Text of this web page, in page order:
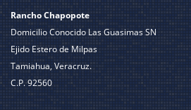
Rancho Chapopote
Domicilio Conocido Las Guasimas SN
Ejido Estero de Milpas
Tamiahua, Veracruz.
C.P. 92560